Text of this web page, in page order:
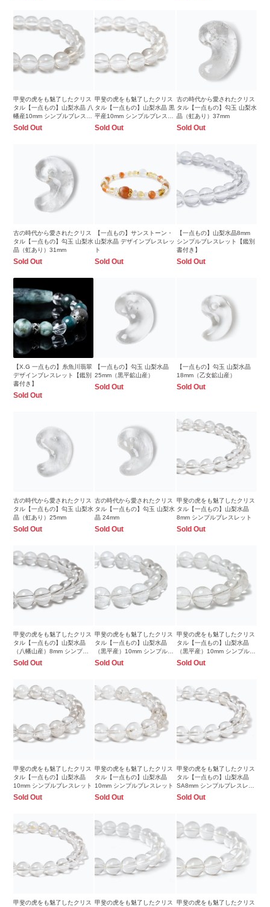
甲斐の虎をも魅了したクリス
タル【一点もの】山梨水晶 八
幡産10mm シンプルブレスレ
ット
Sold Out
甲斐の虎をも魅了したクリス
タル【一点もの】山梨水晶 黒
平産10mm シンプルブレスレ
ット
Sold Out
古の時代から愛されたクリス
タル【一点もの】勾玉 山梨水
晶（虹あり）37mm
Sold Out
古の時代から愛されたクリス
タル【一点もの】勾玉 山梨水
晶（虹あり）31mm
Sold Out
【一点もの】サンストーン・
山梨水晶 デザインブレスレッ
ト
Sold Out
【一点もの】山梨水晶8mm
シンプルブレスレット【鑑別
書付き】
Sold Out
【X.G 一点もの】糸魚川翡翠
デザインブレスレット【鑑別
書付き】
Sold Out
【一点もの】勾玉 山梨水晶
25mm（黒平鉱山産）
Sold Out
【一点もの】勾玉 山梨水晶
18mm（乙女鉱山産）
Sold Out
古の時代から愛されたクリス
タル【一点もの】勾玉 山梨水
晶（虹あり）25mm
Sold Out
古の時代から愛されたクリス
タル【一点もの】勾玉 山梨水
晶 24mm
Sold Out
甲斐の虎をも魅了したクリス
タル【一点もの】山梨水晶
8mm シンプルブレスレット
Sold Out
甲斐の虎をも魅了したクリス
タル【一点もの】山梨水晶
（八幡山産）8mm シンプル
ブレスレット
Sold Out
甲斐の虎をも魅了したクリス
タル【一点もの】山梨水晶
（黒平産）10mm シンプルブ
レスレット
Sold Out
甲斐の虎をも魅了したクリス
タル【一点もの】山梨水晶
（黒平産）10mm シンプルブ
レスレット
Sold Out
甲斐の虎をも魅了したクリス
タル【一点もの】山梨水晶
10mm シンプルブレスレット
Sold Out
甲斐の虎をも魅了したクリス
タル【一点もの】山梨水晶
10mm シンプルブレスレット
Sold Out
甲斐の虎をも魅了したクリス
タル【一点もの】山梨水晶
SA8mm シンプルブレスレッ
ト
Sold Out
甲斐の虎をも魅了したクリス 甲斐の虎をも魅了したクリス 甲斐の虎をも魅了したクリス